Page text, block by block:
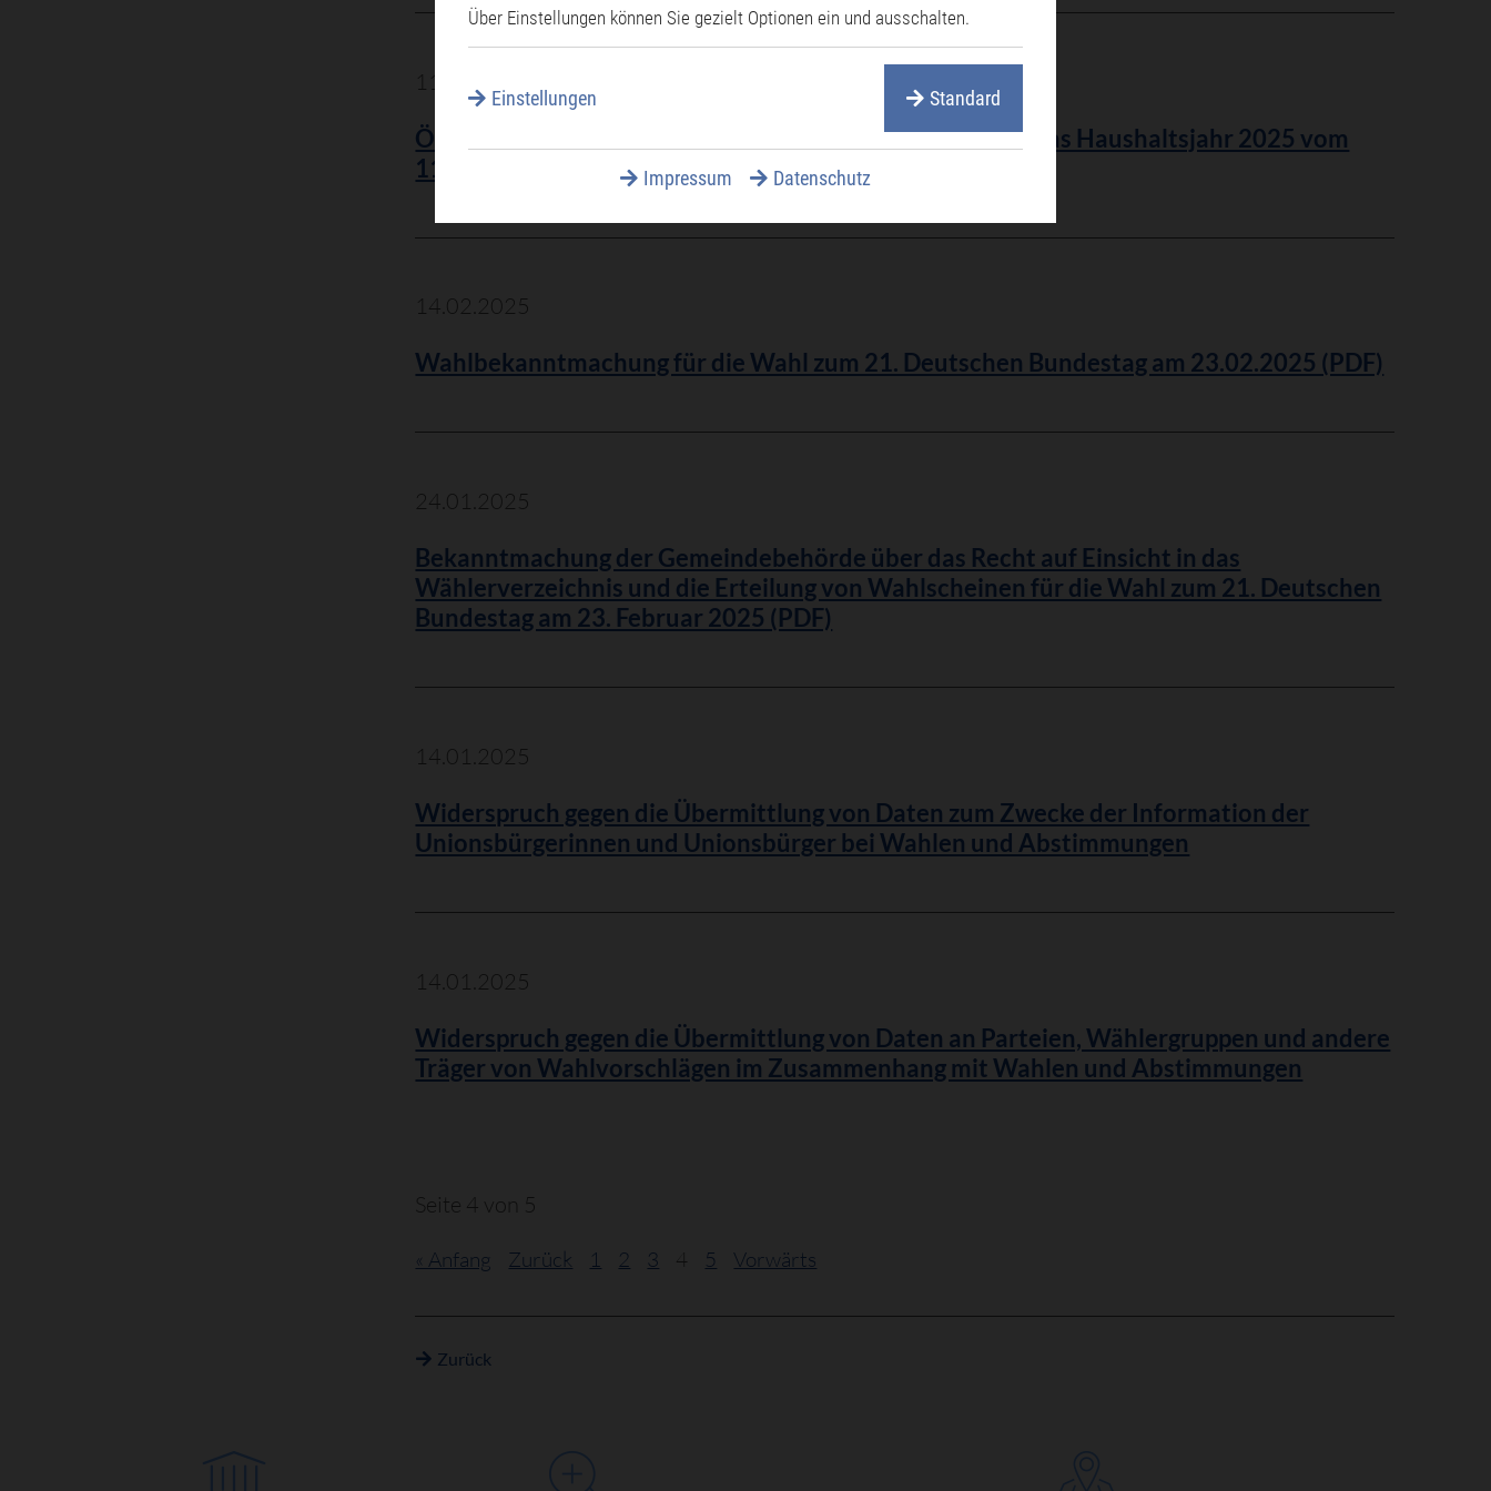
Öffentliche Bekanntmachung der Haushaltssatzung für das Haushaltsjahr 2025 vom
11.03.2025 (PDF)
14.02.2025
Wahlbekanntmachung für die Wahl zum 21. Deutschen Bundestag am 23.02.2025 (PDF)
24.01.2025
Bekanntmachung der Gemeindebehörde über das Recht auf Einsicht in das
Wählerverzeichnis und die Erteilung von Wahlscheinen für die Wahl zum 21. Deutschen
Bundestag am 23. Februar 2025 (PDF)
14.01.2025
Widerspruch gegen die Übermittlung von Daten zum Zwecke der Information der
Unionsbürgerinnen und Unionsbürger bei Wahlen und Abstimmungen
14.01.2025
Widerspruch gegen die Übermittlung von Daten an Parteien, Wählergruppen und andere
Träger von Wahlvorschlägen im Zusammenhang mit Wahlen und Abstimmungen
Seite 4 von 5
« Anfang Zurück 1 2 3 4 5 Vorwärts
Zurück
Über Einstellungen können Sie gezielt Optionen ein und ausschalten.
Einstellungen Standard
Impressum Datenschutz